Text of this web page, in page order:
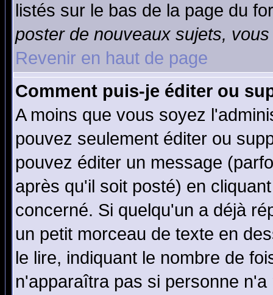
listés sur le bas de la page du
poster de nouveaux sujets,
Revenir en haut de page
Comment puis-je éditer ou
A moins que vous soyez
pouvez seulement éditer ou
pouvez éditer un message
après qu'il soit posté) en
concerné. Si quelqu'un a déjà
un petit morceau de texte en
le lire, indiquant le nombre de
n'apparaîtra pas si personne